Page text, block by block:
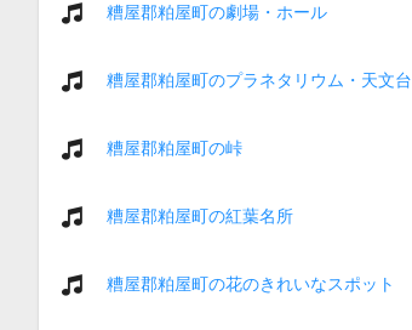
糟屋郡粕屋町の劇場・ホール
糟屋郡粕屋町のプラネタリウム・天文台
糟屋郡粕屋町の峠
糟屋郡粕屋町の紅葉名所
糟屋郡粕屋町の花のきれいなスポット